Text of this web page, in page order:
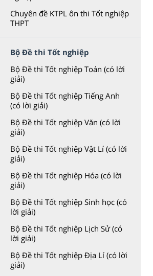
Chuyên đề KTPL ôn thi Tốt nghiệp
THPT
Bộ Đề thi Tốt nghiệp
Bộ Đề thi Tốt nghiệp Toán (có lời
giải)
Bộ Đề thi Tốt nghiệp Tiếng Anh
(có lời giải)
Bộ Đề thi Tốt nghiệp Văn (có lời
giải)
Bộ Đề thi Tốt nghiệp Vật Lí (có lời
giải)
Bộ Đề thi Tốt nghiệp Hóa (có lời
giải)
Bộ Đề thi Tốt nghiệp Sinh học (có
lời giải)
Bộ Đề thi Tốt nghiệp Lịch Sử (có
lời giải)
Bộ Đề thi Tốt nghiệp Địa Lí (có lời
giải)